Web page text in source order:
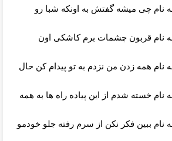
نام چی میشه گفتش به اونکه شبا رو
نام قربون چشمات برم کاشکی اون
نام همه زدن من نزدم به تو پیدام کن حال
نام خسته شدم از این پیاده راه ها به همه
نام ببین فکر نکن از سرم رفته جلو خودمو